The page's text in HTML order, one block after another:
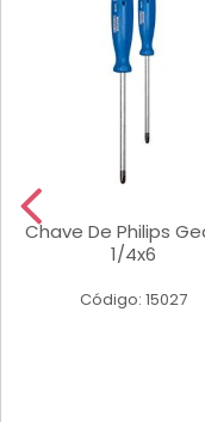
Chave De Philips
1/4x6
Código: 15027